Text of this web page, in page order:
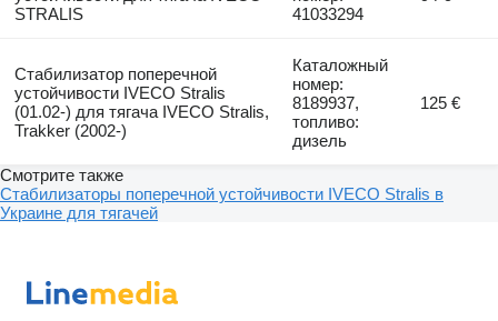
STRALIS
41033294
Стабилизатор поперечной
устойчивости IVECO Stralis
(01.02-) для тягача IVECO Stralis,
Trakker (2002-)
Каталожный
номер:
8189937,
топливо:
дизель
125 €
Смотрите также
Стабилизаторы поперечной устойчивости IVECO Stralis в
Украине для тягачей